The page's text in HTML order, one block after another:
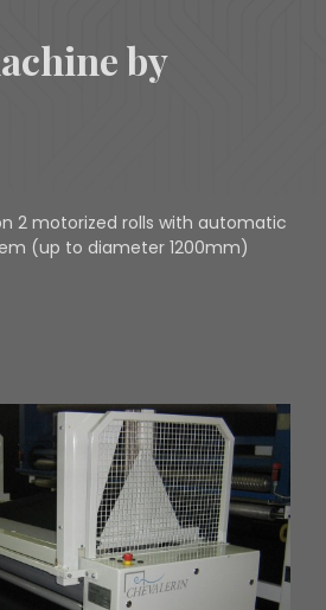
by
2 motorized rolls with automatic
(up to diameter 1200mm)